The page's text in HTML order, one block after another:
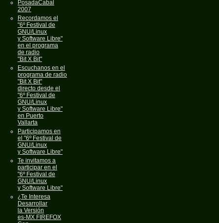
PosadaCabal
2007
Recordamos el
"6º Festival de
GNU/Linux
y Software Libre"
en el programa
de radio
"Bit X Bit"
Escuchanos en el
programa de radio
"Bit X Bit"
directo desde el
"6º Festival de
GNU/Linux
y Software Libre"
en Puerto
Vallarta
Participamos en
el "6º Festival de
GNU/Linux
y Software Libre"
Te invitamos a
participar en el
"6º Festival de
GNU/Linux
y Software Libre"
¿Te Interesa
Desarrollar
la Versión
es-MX FIREFOX